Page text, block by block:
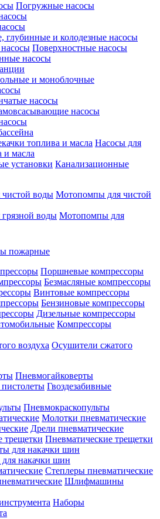
Погружные насосы
глубинные и колодезные насосы
Поверхностные насосы
насосы
и моноблочные
насосы
насосы
Насосы для
и масла
Канализационные
Мотопомпы для чистой
Мотопомпы для
пожарные
Поршневые компрессоры
Безмасляные компрессоры
Винтовые компрессоры
Бензиновые компрессоры
Дизельные компрессоры
Компрессоры
Осушители сжатого
Пневмогайковерты
Гвоздезабивные
Пневмокраскопульты
Молотки пневматические
Дрели пневматические
Пневматические трещетки
накачки шин
Степлеры пневматические
Шлифмашины
Наборы